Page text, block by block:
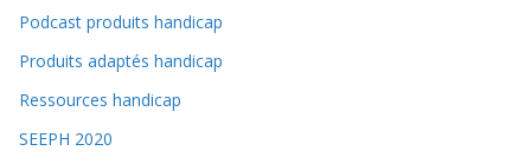
Podcast produits handicap
Produits adaptés handicap
Ressources handicap
SEEPH 2020